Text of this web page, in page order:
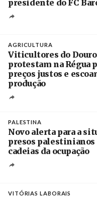
presidente do FC
AGRICULTURA
Viticultores do Douro
protestam na Régua
preços justos e
produção
PALESTINA
Novo alerta para a
presos palestinianos
cadeias da ocupação
VITÓRIAS LABORAIS